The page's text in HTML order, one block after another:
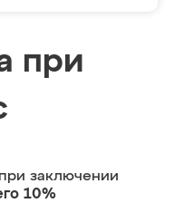
при
при заключении
10%